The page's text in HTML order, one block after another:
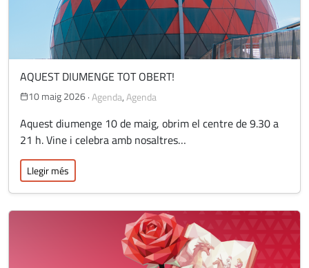
AQUEST DIUMENGE TOT OBERT!
10 maig 2026·Agenda,Agenda
Aquest diumenge 10 de maig, obrim el centre de 9.30 a
21 h. Vine i celebra amb nosaltres…
Llegir més